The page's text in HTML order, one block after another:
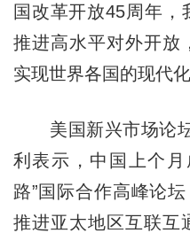
国改革开放45周年，
推进高水平对外开放
实现世界各国的现代
美国新兴市场论坛
利表示，中国上个
路”国际合作高峰论
推进亚太地区互联互